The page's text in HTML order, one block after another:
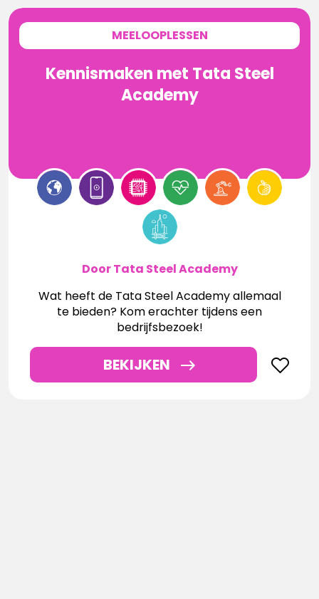
MEELOOPLESSEN
Kennismaken met Tata Steel
Academy
Door Tata Steel Academy
Wat heeft de Tata Steel Academy allemaal
te bieden? Kom erachter tijdens een
bedrijfsbezoek!
BEKIJKEN